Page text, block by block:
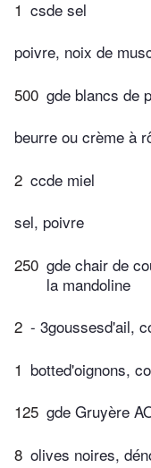
1 csde sel
poivre, noix de
500 gde blancs de
beurre ou crème à
2 ccde miel
sel, poivre
250 gde chair de
la mandoline
2 - 3goussesd'ail,
1 botted'oignons,
125 gde Gruyère
8 olives noires,